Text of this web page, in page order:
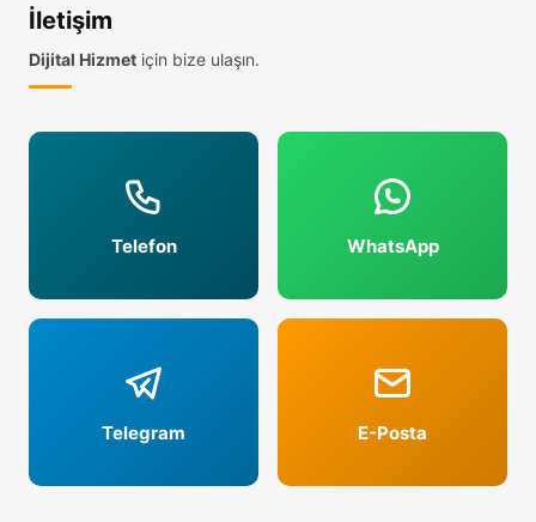
Google Yorum Şikayet Etme
29 Nis 2026
Google Yerel Rehber Yorum Satın Al
İletişim
Dijital Hizmet için bize ulaşın.
Telefon WhatsApp
Telegram E-Posta